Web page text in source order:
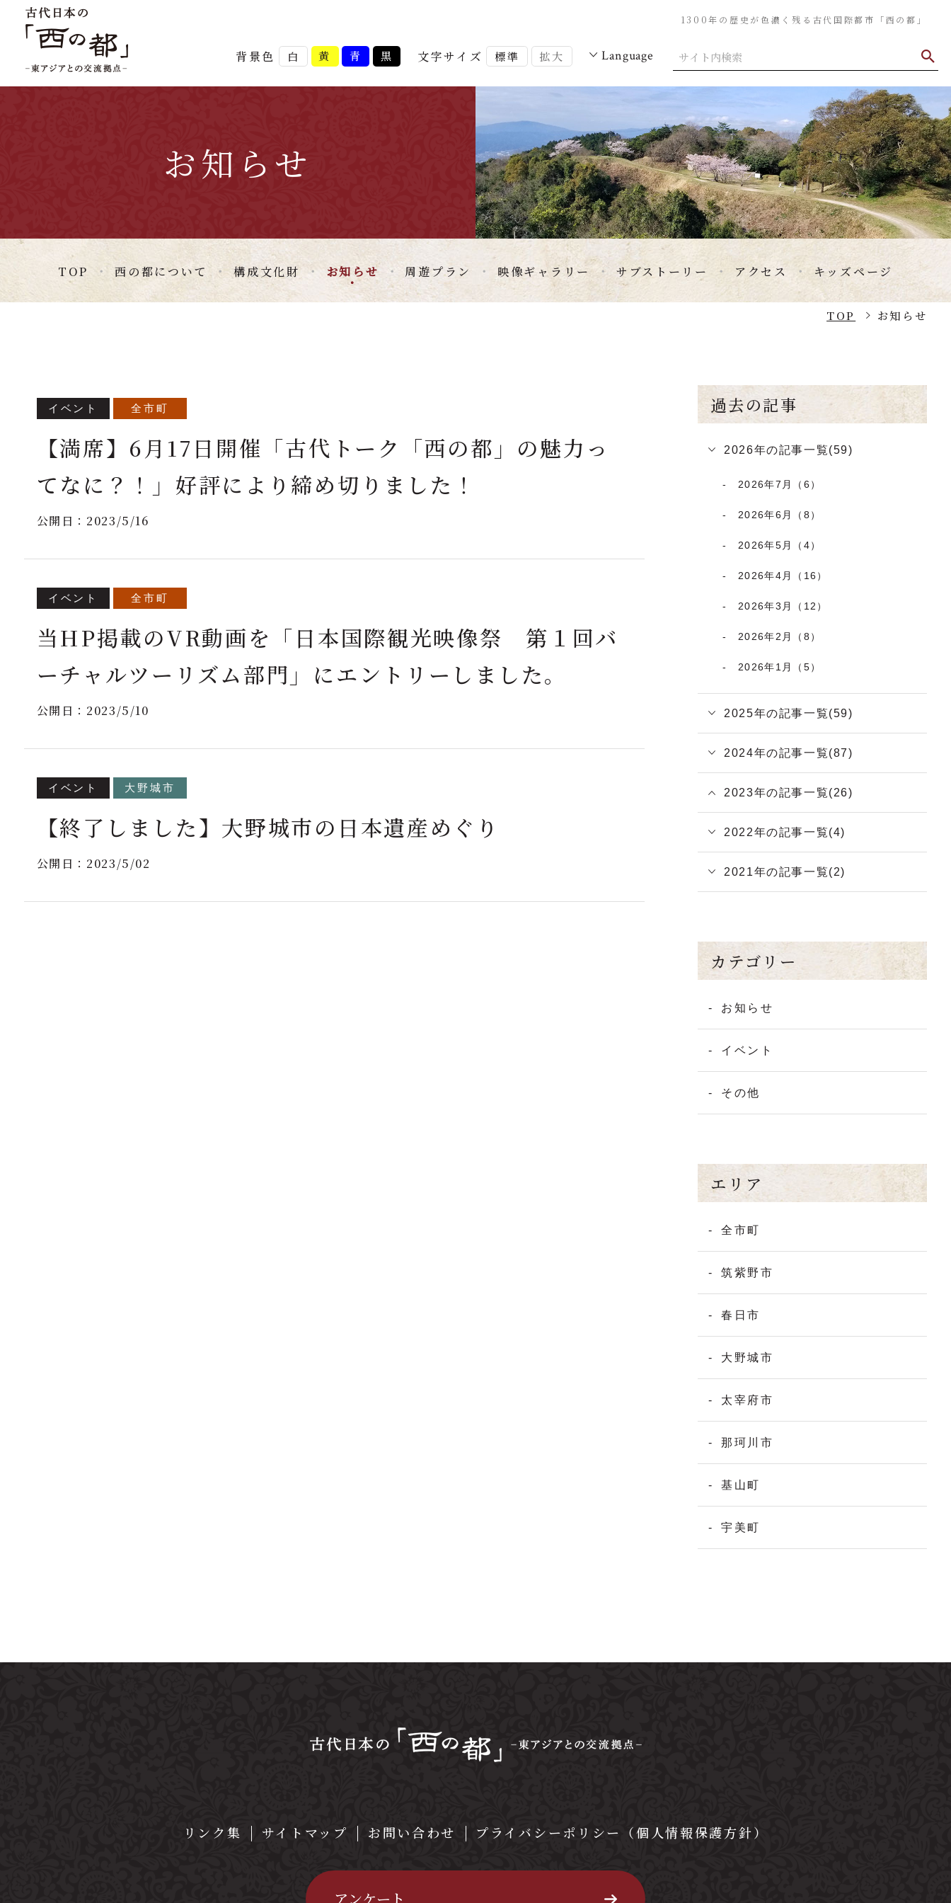
1300年の歴史が色濃く残る古代国際都市「西の都」
背景色 白 黄 青 黒 文字サイズ 標準 拡大 Language
お知らせ
TOP 西の都について 構成文化財 お知らせ 周遊プラン 映像ギャラリー サブストーリー アクセス キッズページ
TOP お知らせ
イベント 全市町
【満席】6月17日開催「古代トーク「西の都」の魅力っ
てなに？！」好評により締め切りました！
公開日： 2023/5/16
イベント 全市町
当HP掲載のVR動画を「日本国際観光映像祭 第１回バ
ーチャルツーリズム部門」にエントリーしました。
公開日： 2023/5/10
イベント 大野城市
【終了しました】大野城市の日本遺産めぐり
公開日： 2023/5/02
過去の記事
2026年の記事一覧(59)
2026年7月（6）
2026年6月（8）
2026年5月（4）
2026年4月（16）
2026年3月（12）
2026年2月（8）
2026年1月（5）
2025年の記事一覧(59)
2024年の記事一覧(87)
2023年の記事一覧(26)
2022年の記事一覧(4)
2021年の記事一覧(2)
カテゴリー
お知らせ
イベント
その他
エリア
全市町
筑紫野市
春日市
大野城市
太宰府市
那珂川市
基山町
宇美町
リンク集 サイトマップ お問い合わせ プライバシーポリシー （個人情報保護方針）
アンケート